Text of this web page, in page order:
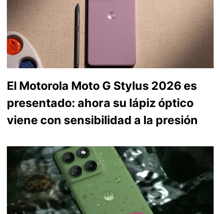
El Motorola Moto G Stylus 2026 es
presentado: ahora su lápiz óptico
viene con sensibilidad a la presión